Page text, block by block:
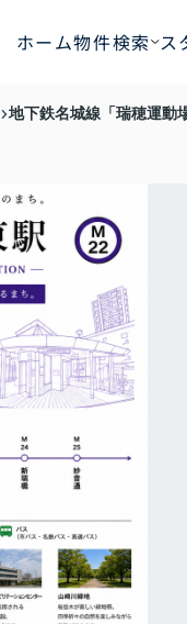
ホーム物件検索 ス
地下鉄名城線「瑞穂運動